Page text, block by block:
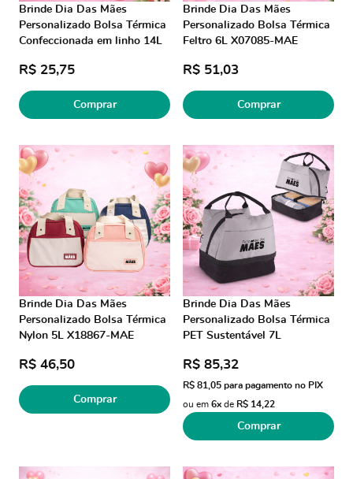
Brinde Dia Das Mães
Personalizado Bolsa Térmica
Confeccionada em linho 14L
Personalizado
R$ 25,75
Comprar
Brinde Dia Das Mães
Personalizado Bolsa Térmica
Feltro 6L X07085-MAE
R$ 51,03
Comprar
Brinde Dia Das Mães
Personalizado Bolsa Térmica
Nylon 5L X18867-MAE
R$ 46,50
Comprar
Brinde Dia Das Mães
Personalizado Bolsa Térmica
PET Sustentável 7L
Personalizado
R$ 85,32
R$ 81,05 para pagamento no PIX
ou em 6x de R$ 14,22
Comprar